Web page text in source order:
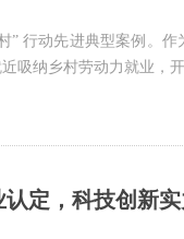
” 行动先进典型案例。
吸纳乡村劳动力就业，
定，科技创新